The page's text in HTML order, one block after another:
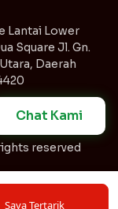
Chat Kami
Saya Tertarik
Lantai Lower
Square Jl. Gn.
Daerah
reserved